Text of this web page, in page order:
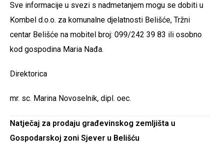
Sve informacije u svezi s nadmetanjem mogu se dobiti u
Kombel d.o.o. za komunalne djelatnosti Belišće, Tržni
centar Belišće na mobitel broj: 099/242 39 83 ili osobno
kod gospodina Maria Nađa.
Direktorica
mr. sc. Marina Novoselnik, dipl. oec.
Natječaj za prodaju građevinskog zemljišta u
Gospodarskoj zoni Sjever u Belišću